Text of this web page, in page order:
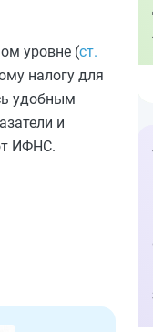
уровне (ст.
налогу для
удобным
и
ИФНС.